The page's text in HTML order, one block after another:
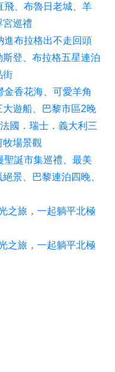
飛、布魯日老城、羊
宮巡禮
進布拉格出不走回頭
登、布拉格五星連泊
街
香花海、可愛羊角
遊船、巴黎市區2晚
國．瑞士．義大利三
牧場景觀
聖誕市集巡禮、最美
景、巴黎連泊四晚、
之旅，一起躺平北極
之旅，一起躺平北極